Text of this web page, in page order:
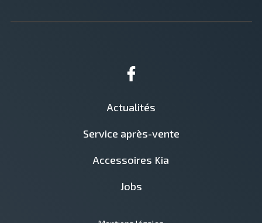
Actualités
Service après-vente
Accessoires Kia
Jobs